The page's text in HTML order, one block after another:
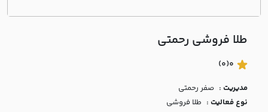
درباره
با ما
مقالات
طلا فروشی رحمتي
0
(0)
مدیریت : صفر رحمتي
نوع فعالیت : طلا فروشی